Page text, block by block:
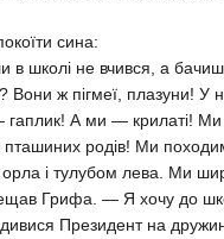
сина:
школі не вчився, а
Вони ж пігмеї, плазуни! У
А ми — крилаті! Ми
пташиних родів! Ми
і тулубом лева. Ми
Грифа. — Я хочу до
Президент на